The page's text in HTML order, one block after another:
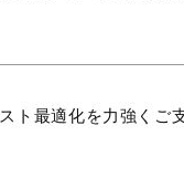
ト最適化を力強くご